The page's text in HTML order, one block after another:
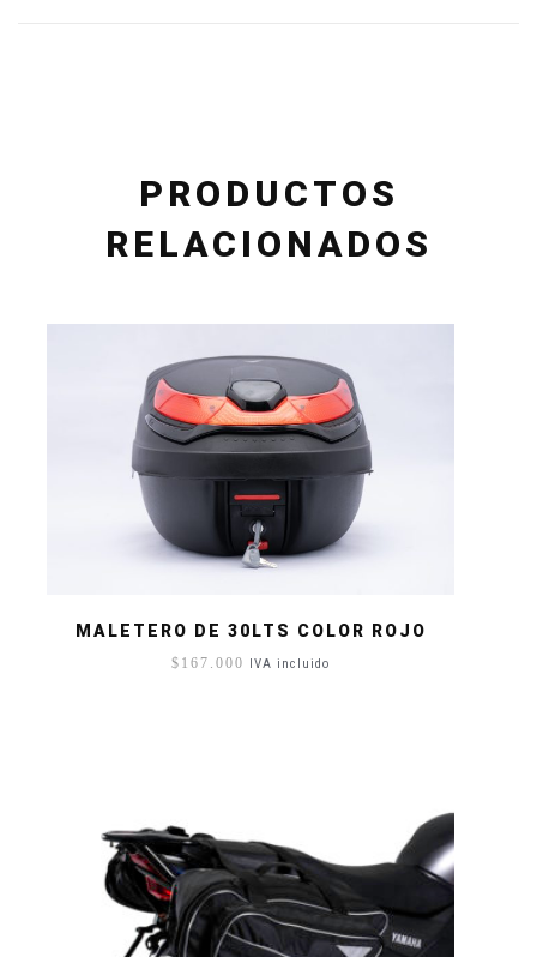
PRODUCTOS
RELACIONADOS
MALETERO DE 30LTS COLOR ROJO
$ 167.000 IVA incluido